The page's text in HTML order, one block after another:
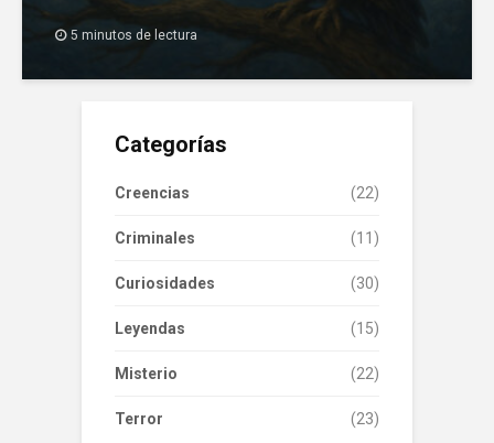
5 minutos de lectura
Categorías
Creencias (22)
Criminales (11)
Curiosidades (30)
Leyendas (15)
Misterio (22)
Terror (23)